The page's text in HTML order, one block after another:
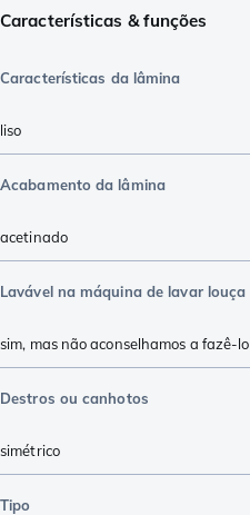
Características & funções
Características da lâmina
liso
Acabamento da lâmina
acetinado
Lavável na máquina de lavar louça
sim, mas não aconselhamos a fazê-lo
Destros ou canhotos
simétrico
Tipo